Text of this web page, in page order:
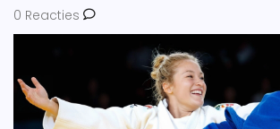
0 Reacties